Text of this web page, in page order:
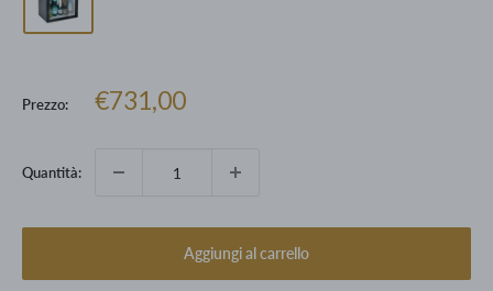
Prezzo:
Prezzo
€731,00
Quantità:
Aggiungi al carrello